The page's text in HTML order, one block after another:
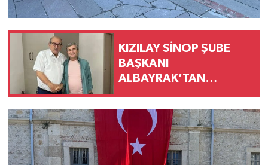
KIZILAY SİNOP ŞUBE
BAŞKANI
ALBAYRAK’TAN
ZİYARET